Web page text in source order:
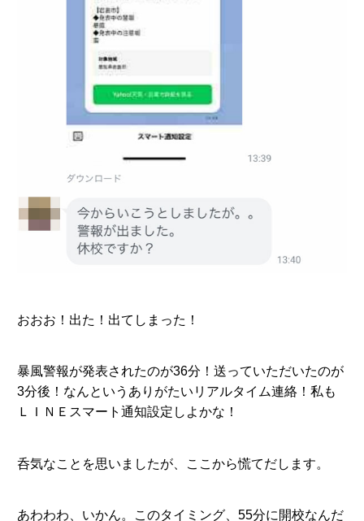
おおお！出た！出てしまった！
暴風警報が発表されたのが36分！送っていただいたのが
3分後！なんというありがたいリアルタイム連絡！私も
ＬＩＮＥスマート通知設定しよかな！
呑気なことを思いましたが、ここから慌てだします。
あわわわ、いかん。このタイミング、55分に開校なんだ